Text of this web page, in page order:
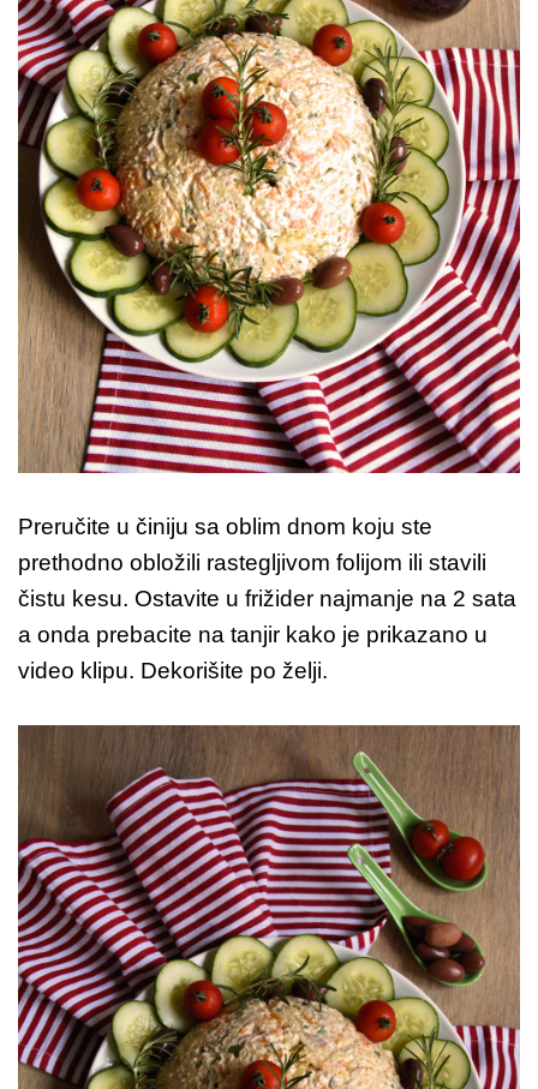
Preručite u činiju sa oblim dnom koju ste
prethodno obložili rastegljivom folijom ili stavili
čistu kesu. Ostavite u frižider najmanje na 2 sata
a onda prebacite na tanjir kako je prikazano u
video klipu. Dekorišite po želji.